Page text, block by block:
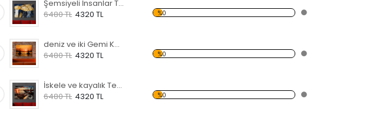
Şemsiyeli İnsanlar Temalı Kanvas Tablo
6480 TL 4320 TL %0
deniz ve iki Gemi Kanvas Tablo
6480 TL 4320 TL %0
İskele ve kayalık Temalı Kanvas Tablo
6480 TL 4320 TL %0